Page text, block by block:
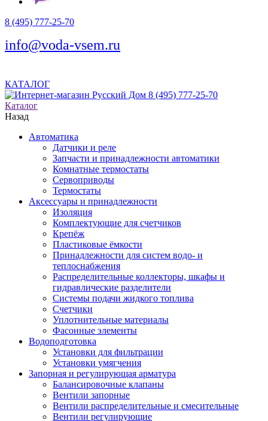
8 (495) 777-25-70
info@voda-vsem.ru
КАТАЛОГ
8 (495) 777-25-70
Каталог
Назад
Автоматика
Датчики и реле
Запчасти и принадлежности автоматики
Комнатные термостаты
Сервоприводы
Термостаты
Аксессуары и принадлежности
Изоляция
Комплектующие для счетчиков
Крепёж
Пластиковые ёмкости
Принадлежности для систем водо- и
теплоснабжения
Распределительные коллекторы, шкафы и
гидравлические разделители
Системы подачи жидкого топлива
Счетчики
Уплотнительные материалы
Фасонные элементы
Водоподготовка
Установки для фильтрации
Установки умягчения
Запорная и регулирующая арматура
Балансировочные клапаны
Вентили запорные
Вентили распределительные и смесительные
Вентили регулирующие